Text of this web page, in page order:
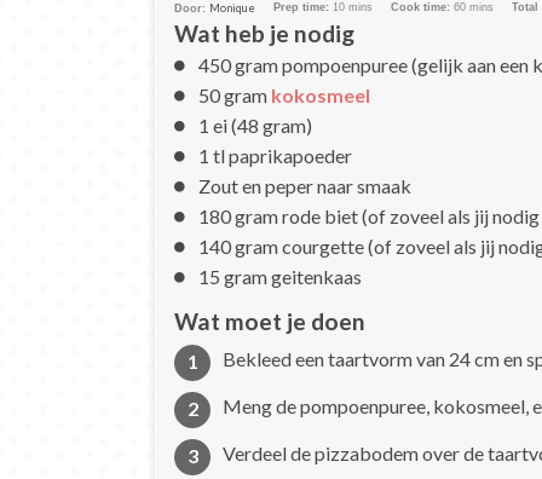
Door: Monique Prep time: 10 mins Cook time: 60 mins Total
Wat heb je nodig
450 gram pompoenpuree (gelijk aan een
50 gram kokosmeel
1 ei (48 gram)
1 tl paprikapoeder
Zout en peper naar smaak
180 gram rode biet (of zoveel als jij
140 gram courgette (of zoveel als jij
15 gram geitenkaas
Wat moet je doen
Bekleed een taartvorm van 24 cm en
Meng de pompoenpuree, kokosmeel,
Verdeel de pizzabodem over de